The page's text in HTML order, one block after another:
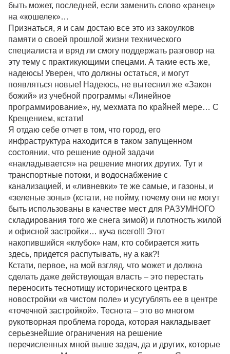
быть может, последней, если заменить слово «ранец»
на «кошелек»…
Признаться, я и сам достаю все это из закоулков
памяти о своей прошлой жизни технического
специалиста и вряд ли смогу поддержать разговор на
эту тему с практикующими спецами. А такие есть же,
надеюсь! Уверен, что должны остаться, и могут
появляться новые! Надеюсь, не вытеснил же «Закон
божий» из учебной программы «Линейное
программирование», ну, мехмата по крайней мере… С
Крещением, кстати!
Я отдаю себе отчет в том, что город, его
инфраструктура находится в таком запущенном
состоянии, что решение одной задачи
«накладывается» на решение многих других. Тут и
транспортные потоки, и водоснабжение с
канализацией, и «ливневки» те же самые, и газоны, и
«зеленые зоны» (кстати, не пойму, почему они не могут
быть использованы в качестве мест для РАЗУМНОГО
складирования того же снега зимой) и плотность жилой
и офисной застройки… куча всего!!! Этот
накопившийся «клубок» нам, кто собирается жить
здесь, придется распутывать, ну а как?!
Кстати, первое, на мой взгляд, что может и должна
сделать даже действующая власть – это перестать
переносить теснотищу исторического центра в
новостройки «в чистом поле» и усугублять ее в центре
«точечной застройкой». Теснота – это во многом
рукотворная проблема города, которая накладывает
серьезнейшие ограничения на решение
перечисленных мной выше задач, да и других, которые